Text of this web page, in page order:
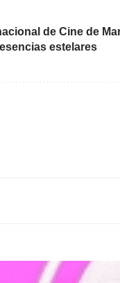
de Cine de
estelares